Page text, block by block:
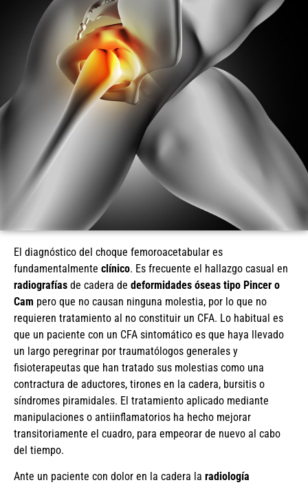
El diagnóstico del choque femoroacetabular es
fundamentalmente clínico. Es frecuente el hallazgo casual en
radiografías de cadera de deformidades óseas tipo Pincer o
Cam pero que no causan ninguna molestia, por lo que no
requieren tratamiento al no constituir un CFA. Lo habitual es
que un paciente con un CFA sintomático es que haya llevado
un largo peregrinar por traumatólogos generales y
fisioterapeutas que han tratado sus molestias como una
contractura de aductores, tirones en la cadera, bursitis o
síndromes piramidales. El tratamiento aplicado mediante
manipulaciones o antiinflamatorios ha hecho mejorar
transitoriamente el cuadro, para empeorar de nuevo al cabo
del tiempo.
Ante un paciente con dolor en la cadera la radiología